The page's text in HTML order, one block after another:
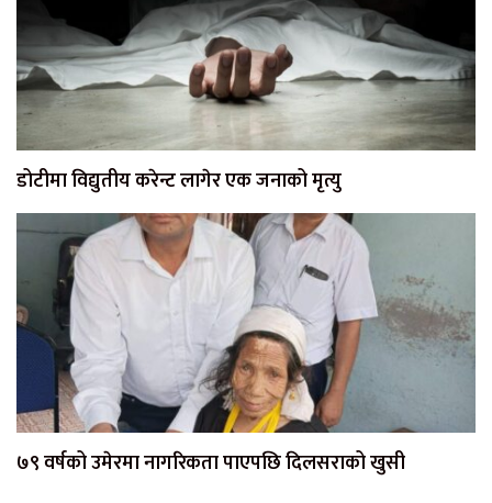
डोटीमा विद्युतीय करेन्ट लागेर एक जनाको मृत्यु
७९ वर्षको उमेरमा नागरिकता पाएपछि दिलसराको खुसी